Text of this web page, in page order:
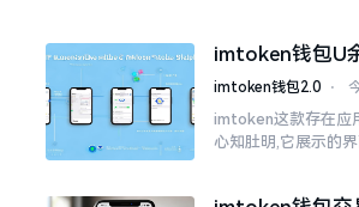
imtoken钱包U
图这样看
imtoken钱包2.0 ⋅
imtoken这款存在应
心知肚明,它展示的